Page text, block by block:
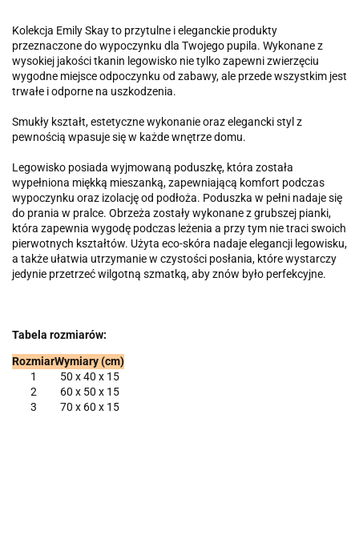
Kolekcja Emily Skay to przytulne i eleganckie produkty
przeznaczone do wypoczynku dla Twojego pupila. Wykonane z
wysokiej jakości tkanin legowisko nie tylko zapewni zwierzęciu
wygodne miejsce odpoczynku od zabawy, ale przede wszystkim jest
trwałe i odporne na uszkodzenia.
Smukły kształt, estetyczne wykonanie oraz elegancki styl z
pewnością wpasuje się w każde wnętrze domu.
Legowisko posiada wyjmowaną poduszkę, która została
wypełniona miękką mieszanką, zapewniającą komfort podczas
wypoczynku oraz izolację od podłoża. Poduszka w pełni nadaje się
do prania w pralce. Obrzeża zostały wykonane z grubszej pianki,
która zapewnia wygodę podczas leżenia a przy tym nie traci swoich
pierwotnych kształtów. Użyta eco-skóra nadaje elegancji legowisku,
a także ułatwia utrzymanie w czystości posłania, które wystarczy
jedynie przetrzeć wilgotną szmatką, aby znów było perfekcyjne.
Tabela rozmiarów:
RozmiarWymiary (cm)
1
50 x 40 x 15
2
60 x 50 x 15
3
70 x 60 x 15